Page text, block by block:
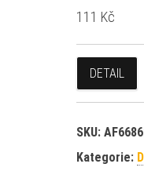
111 Kč
DETAIL
SKU:
Kategorie: